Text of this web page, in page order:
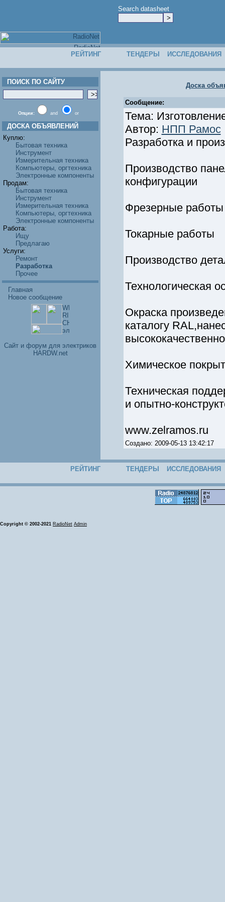
Search datasheet
РЕЙТИНГ ТЕНДЕРЫ ИССЛЕДОВАНИЯ
ПОИСК ПО САЙТУ
Опции: and or
ДОСКА ОБЪЯВЛЕНИЙ
Куплю:
Бытовая техника
Инструмент
Измерительная техника
Компьютеры, оргтехника
Электронные компоненты
Продам:
Бытовая техника
Инструмент
Измерительная техника
Компьютеры, оргтехника
Электронные компоненты
Работа:
Ищу
Предлагаю
Услуги:
Ремонт
Разработка
Прочее
Главная
Новое сообщение
Cайт и форум для электриков
HARDW.net
Доска
Сообщение:
Тема:
Автор: НПП Рамос
Разработка и
Производство
конфигурации
Фрезерные работы
Токарные работы
Производство
Технологическая
Окраска
каталогу
Химическое
Техническая
и опытно-
www.zelramos.ru
Создано: 2009-05-13 13:42:17
РЕЙТИНГ ТЕНДЕРЫ ИССЛЕДОВАНИЯ
Copyright © 2002-2021 RadioNet Admin